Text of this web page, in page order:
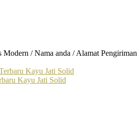
/ Nama anda / Alamat Pengiriman
Kayu Jati Solid